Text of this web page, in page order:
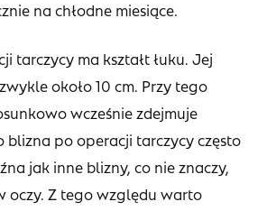
na chłodne miesiące.
tarczycy ma kształt łuku. Jej
około 10 cm. Przy tego
wcześnie zdejmuje
blizna po operacji tarczycy często
jak inne blizny, co nie znaczy,
oczy. Z tego względu warto